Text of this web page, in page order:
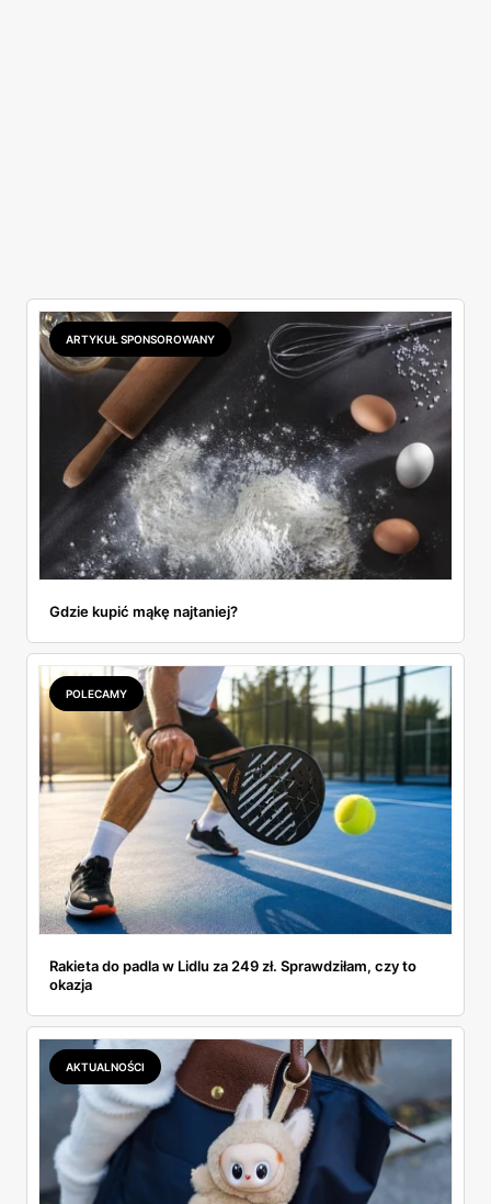
ARTYKUŁ SPONSOROWANY
Gdzie kupić mąkę najtaniej?
POLECAMY
Rakieta do padla w Lidlu za 249 zł. Sprawdziłam, czy to
okazja
AKTUALNOŚCI